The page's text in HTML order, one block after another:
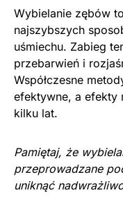
Wybielanie zębów
najszybszych
uśmiechu. Zabieg
przebarwień i
Współczesne
efektywne, a efekty
kilku lat.
Pamiętaj, że
przeprowadzane
uniknąć